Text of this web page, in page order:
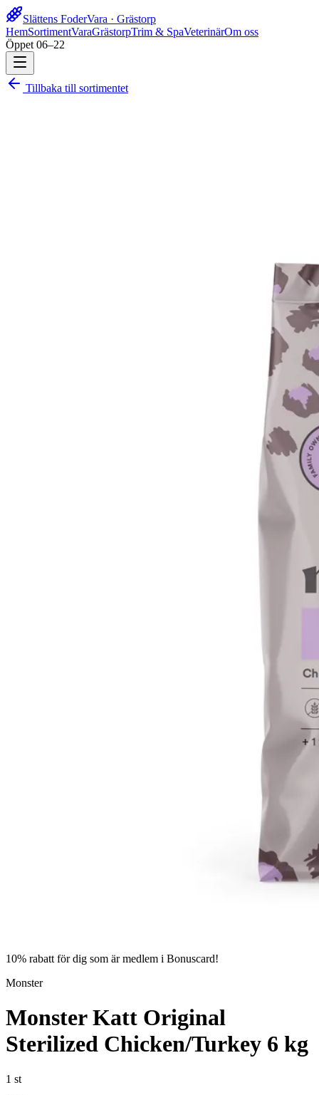
Slättens FoderVara · Grästorp
HemSortimentVaraGrästorpTrim & SpaVeterinärOm oss
Öppet 06–22
Tillbaka till sortimentet
10% rabatt för dig som är medlem i Bonuscard!
Monster
Monster Katt Original
Sterilized Chicken/Turkey 6 kg
1 st